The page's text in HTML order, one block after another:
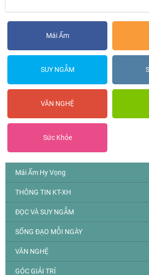
Mái Ấm
SUY NGẪM
VĂN NGHỆ
Sức Khỏe
Mái Ấm Hy Vọng
THÔNG TIN KT-XH
ĐỌC VÀ SUY NGẪM
SỐNG ĐẠO MỖI NGÀY
VĂN NGHỆ
GÓC GIẢI TRÍ